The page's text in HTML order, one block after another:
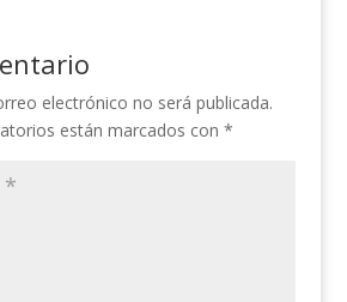
electrónico no será publicada.
están marcados con *